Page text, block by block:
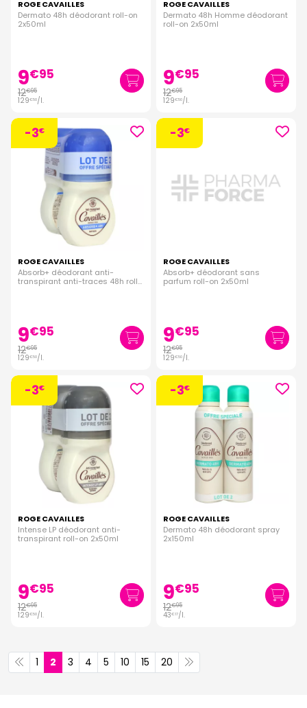
ROGE CAVAILLES
Dermato 48h déodorant roll-on
2x50ml
9€95
12€95
129€50/l.
ROGE CAVAILLES
Dermato 48h Homme déodorant
roll-on 2x50ml
9€95
12€95
129€50/l.
-3€
ROGE CAVAILLES
Absorb+ déodorant anti-
transpirant anti-traces 48h roll-
9€95
12€95
129€50/l.
-3€
ROGE CAVAILLES
Absorb+ déodorant sans
parfum roll-on 2x50ml
9€95
12€95
129€50/l.
-3€
ROGE CAVAILLES
Intense LP déodorant anti-
transpirant roll-on 2x50ml
9€95
12€95
129€50/l.
-3€
ROGE CAVAILLES
Dermato 48h déodorant spray
2x150ml
9€95
12€95
43€ 17/l.
1 2 3 4 5 10 15 20